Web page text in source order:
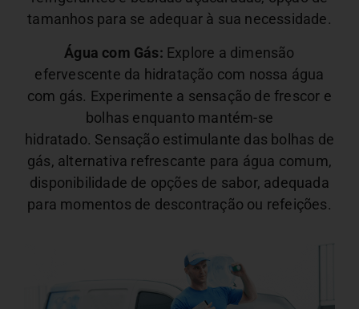
tamanhos para se adequar à sua necessidade.
Água com Gás: Explore a dimensão
efervescente da hidratação com nossa água
com gás. Experimente a sensação de frescor e
bolhas enquanto mantém-se
hidratado. Sensação estimulante das bolhas de
gás, alternativa refrescante para água comum,
disponibilidade de opções de sabor, adequada
para momentos de descontração ou refeições.